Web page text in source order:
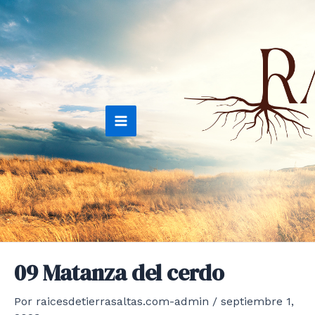
Ir
al
contenido
Main
Menu
09 Matanza del cerdo
Por raicesdetierrasaltas.com-admin / septiembre 1,